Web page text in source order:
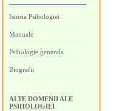
Istoria Psihologiei
Manuale
Psihologie generala
Biografii
ALTE DOMENII ALE
PSIHOLOGIEI